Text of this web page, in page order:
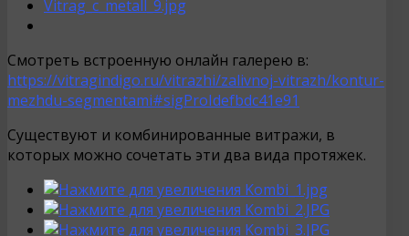
Смотреть встроенную онлайн галерею в:
https://vitragindigo.ru/vitrazhi/zalivnoj-vitrazh/kontur-
mezhdu-segmentami#sigProIdefbdc41e91
Существуют и комбинированные витражи, в
которых можно сочетать эти два вида протяжек.